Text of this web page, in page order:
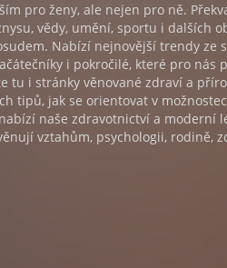
pro ženy, ale nejen pro ně.
vědy, umění, sportu i dalších
Nabízí nejnovější trendy ze
i pokročilé, které pro nás
tu i stránky věnované zdraví a
tipů, jak se orientovat v
naše zdravotnictví a moderní
vztahům, psychologii, rodině,